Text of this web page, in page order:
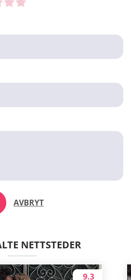
AVBRYT
NETTSTEDER
9.3